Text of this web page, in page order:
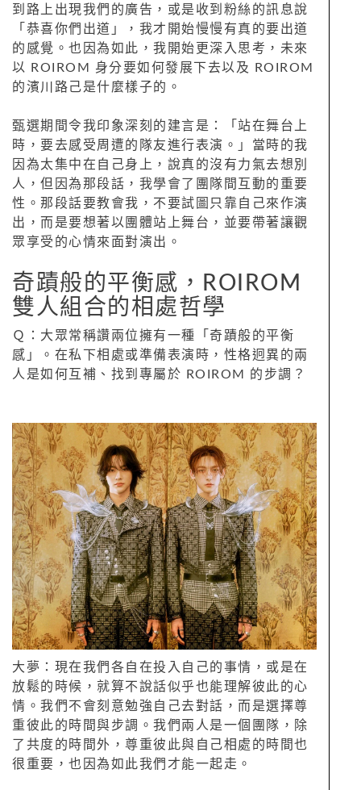
到路上出現我們的廣告，或是收到粉絲的訊息說
「恭喜你們出道」，我才開始慢慢有真的要出道
的感覺。也因為如此，我開始更深入思考，未來
以 ROIROM 身分要如何發展下去以及 ROIROM
的濱川路己是什麼樣子的。
甄選期間令我印象深刻的建言是：「站在舞台上
時，要去感受周遭的隊友進行表演。」當時的我
因為太集中在自己身上，說真的沒有力氣去想別
人，但因為那段話，我學會了團隊間互動的重要
性。那段話要教會我，不要試圖只靠自己來作演
出，而是要想著以團體站上舞台，並要帶著讓觀
眾享受的心情來面對演出。
奇蹟般的平衡感，ROIROM
雙人組合的相處哲學
Ｑ：大眾常稱讚兩位擁有一種「奇蹟般的平衡
感」。在私下相處或準備表演時，性格迥異的兩
人是如何互補、找到專屬於 ROIROM 的步調？
大夢：現在我們各自在投入自己的事情，或是在
放鬆的時候，就算不說話似乎也能理解彼此的心
情。我們不會刻意勉強自己去對話，而是選擇尊
重彼此的時間與步調。我們兩人是一個團隊，除
了共度的時間外，尊重彼此與自己相處的時間也
很重要，也因為如此我們才能一起走。